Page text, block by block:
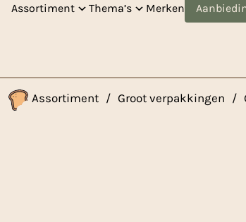
Assortiment Thema’s Merken
Assortiment / Groot verpakkingen /